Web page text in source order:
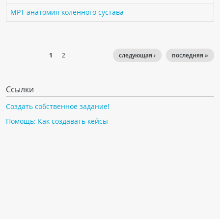
МРТ анатомия коленного сустава
1 2 последняя »
следующая ›
Ссылки
Создать собственное задание!
Помощь: Как создавать кейсы